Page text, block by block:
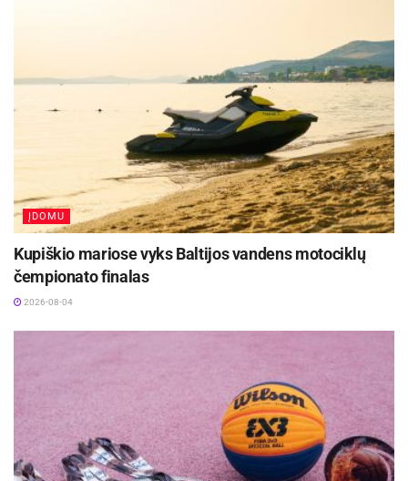
Justas Furmanavičius ir Gabrielius Maldūnas
(12 atk. kam., 28 n.b.) – po 14, Danielius
Lavrinovičius 11.
Krepšinis Panevėžio „Lietkabelis“
ĮDOMU
Kupiškio mariose vyks Baltijos vandens motociklų
čempionato finalas
2026-08-04